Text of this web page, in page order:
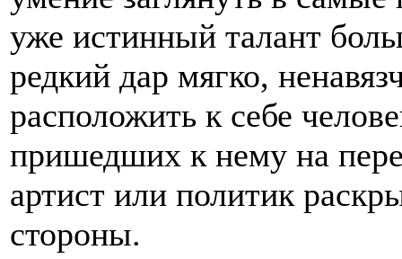
уже истинный талант
редкий дар мягко,
расположить к себе
пришедших к нему на
артист или политик
стороны.